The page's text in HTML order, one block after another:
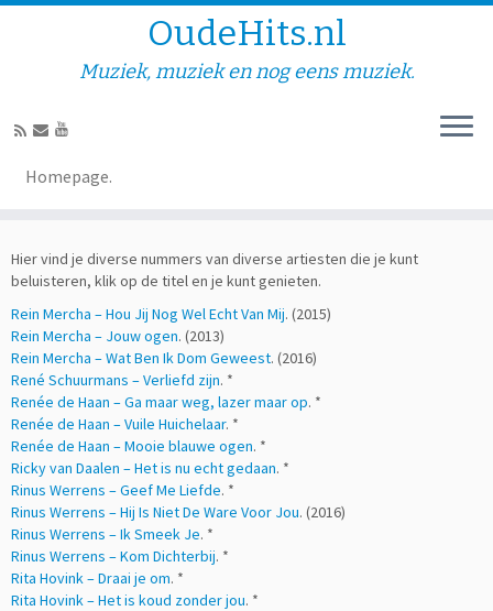
OudeHits.nl
Muziek, muziek en nog eens muziek.
Homepage.
Hier vind je diverse nummers van diverse artiesten die je kunt
beluisteren, klik op de titel en je kunt genieten.
Rein Mercha – Hou Jij Nog Wel Echt Van Mij. (2015)
Rein Mercha – Jouw ogen. (2013)
Rein Mercha – Wat Ben Ik Dom Geweest. (2016)
René Schuurmans – Verliefd zijn. *
Renée de Haan – Ga maar weg, lazer maar op. *
Renée de Haan – Vuile Huichelaar. *
Renée de Haan – Mooie blauwe ogen. *
Ricky van Daalen – Het is nu echt gedaan. *
Rinus Werrens – Geef Me Liefde. *
Rinus Werrens – Hij Is Niet De Ware Voor Jou. (2016)
Rinus Werrens – Ik Smeek Je. *
Rinus Werrens – Kom Dichterbij. *
Rita Hovink – Draai je om. *
Rita Hovink – Het is koud zonder jou. *